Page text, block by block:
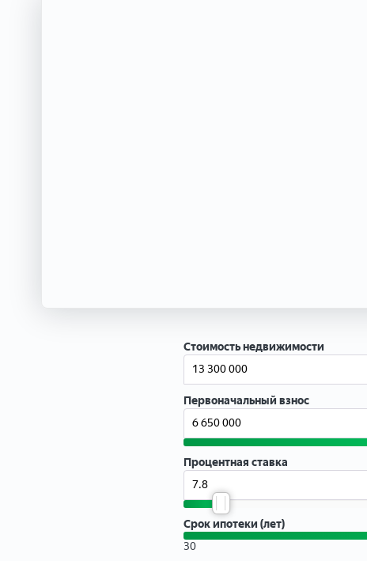
Стоимость недвижимости
Первоначальный взнос
Процентная ставка
Срок ипотеки (лет)
30